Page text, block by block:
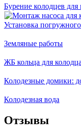
Бурение колодцев
Установка
Земляные работы
ЖБ кольца для колодца
Колодезные домики:
Колодезная вода
Отзывы